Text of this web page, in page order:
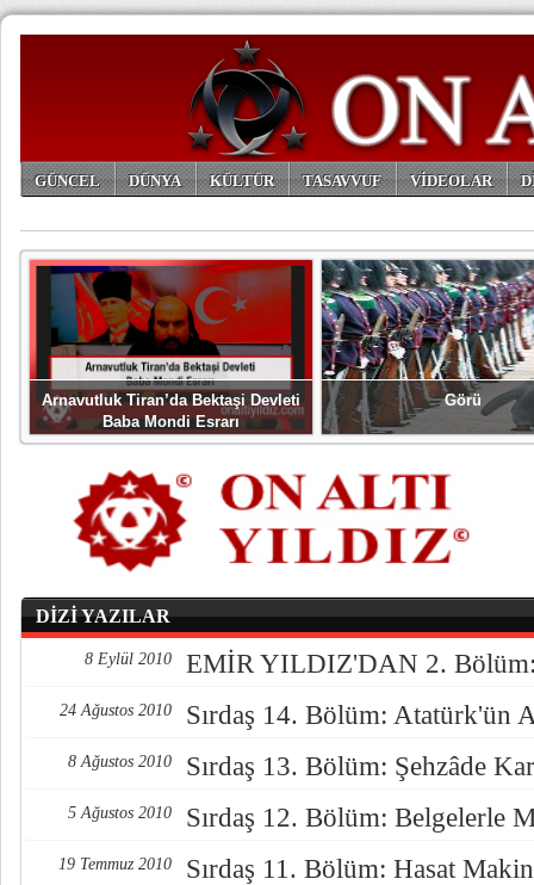
GÜNCEL DÜNYA KÜLTÜR TASAVVUF VİDEOLAR
Arnavutluk Tiran’da Bektaşi Devleti
Baba Mondi Esrarı
Görü
DİZİ YAZILAR
8 Eylül 2010 EMİR YILDIZ'DAN 2. Bölüm:
24 Ağustos 2010 Sırdaş 14. Bölüm: Atatürk'ün
8 Ağustos 2010 Sırdaş 13. Bölüm: Şehzâde
5 Ağustos 2010 Sırdaş 12. Bölüm: Belgelerle
19 Temmuz 2010 Sırdaş 11. Bölüm: Hasat